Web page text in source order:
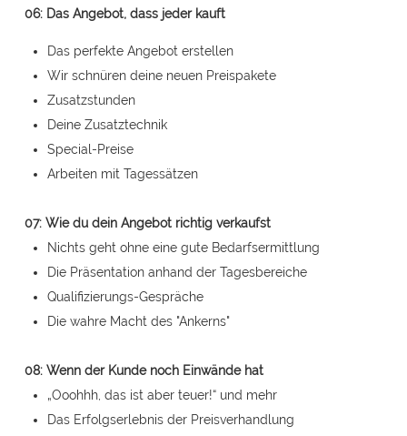
06: Das Angebot, dass jeder kauft
Das perfekte Angebot erstellen
Wir schnüren deine neuen Preispakete
Zusatzstunden
Deine Zusatztechnik
Special-Preise
Arbeiten mit Tagessätzen
07: Wie du dein Angebot richtig verkaufst
Nichts geht ohne eine gute Bedarfsermittlung
Die Präsentation anhand der Tagesbereiche
Qualifizierungs-Gespräche
Die wahre Macht des "Ankerns"
08: Wenn der Kunde noch Einwände hat
„Ooohhh, das ist aber teuer!“ und mehr
Das Erfolgserlebnis der Preisverhandlung